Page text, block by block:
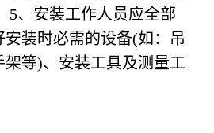
5、安装工作人员应全部
安装时必需的设备(如：吊
架等)、安装工具及测量工